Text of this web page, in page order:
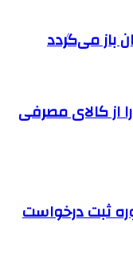
از کالای مصرفی
ثبت درخواست